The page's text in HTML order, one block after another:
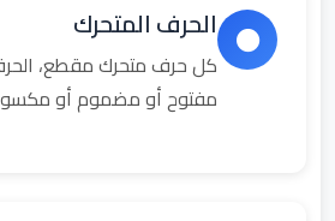
الحرف المتحرك
كل حرف متحرك مقطع،
مفتوح أو مضموم أو